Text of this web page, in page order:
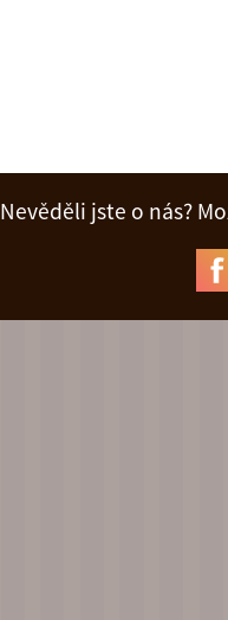
Nevěděli jste o nás?